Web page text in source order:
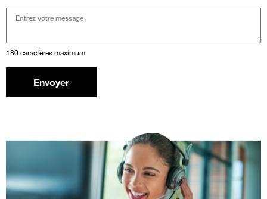
180 caractères maximum
Envoyer